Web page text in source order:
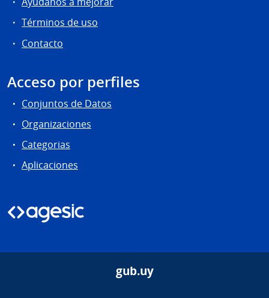
Términos de uso
Contacto
Acceso por perfiles
Conjuntos de Datos
Organizaciones
Categorias
Aplicaciones
gub.uy